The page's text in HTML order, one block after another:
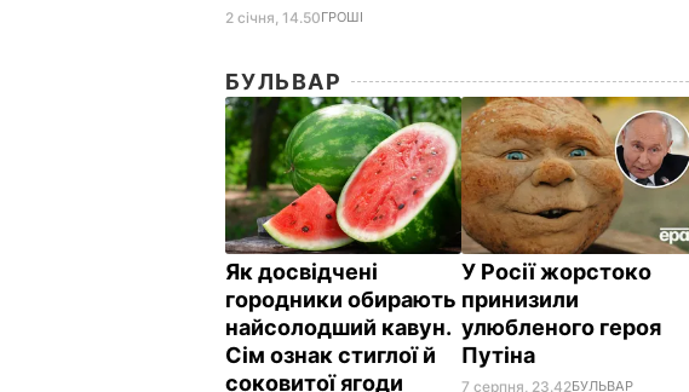
2 січня, 14.50ГРОШІ
БУЛЬВАР
Як досвідчені
городники обирають
найсолодший кавун.
Сім ознак стиглої й
соковитої ягоди
У Росії жорстоко
принизили
улюбленого героя
Путіна
7 серпня, 23.42БУЛЬВАР